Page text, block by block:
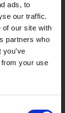
ads, to
our traffic.
of our site with
partners who
your use